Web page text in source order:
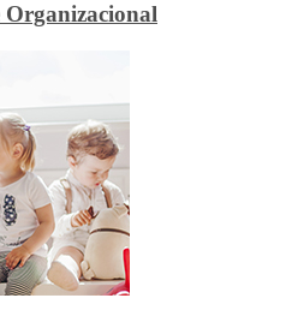
Organizacional